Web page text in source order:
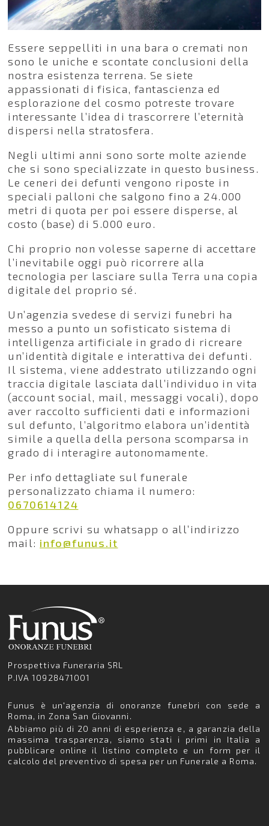
Essere seppelliti in una bara o cremati non
sono le uniche e scontate conclusioni della
nostra esistenza terrena. Se siete
appassionati di fisica, fantascienza ed
esplorazione del cosmo potreste trovare
interessante l’idea di trascorrere l’eternità
dispersi nella stratosfera.
Negli ultimi anni sono sorte molte aziende
che si sono specializzate in questo business.
Le ceneri dei defunti vengono riposte in
speciali palloni che salgono fino a 24.000
metri di quota per poi essere disperse, al
costo (base) di 5.000 euro.
Chi proprio non volesse saperne di accettare
l’inevitabile oggi può ricorrere alla
tecnologia per lasciare sulla Terra una copia
digitale del proprio sé.
Un’agenzia svedese di servizi funebri ha
messo a punto un sofisticato sistema di
intelligenza artificiale in grado di ricreare
un’identità digitale e interattiva dei defunti.
Il sistema, viene addestrato utilizzando ogni
traccia digitale lasciata dall’individuo in vita
(account social, mail, messaggi vocali), dopo
aver raccolto sufficienti dati e informazioni
sul defunto, l’algoritmo elabora un’identità
simile a quella della persona scomparsa in
grado di interagire autonomamente.
Per info dettagliate sul funerale
personalizzato chiama il numero:
0670614124
Oppure scrivi su whatsapp o all’indirizzo
mail: info@funus.it
Prospettiva Funeraria SRL
P.IVA 10928471001
Funus è un'agenzia di onoranze funebri con sede a
Roma, in Zona San Giovanni.
Abbiamo più di 20 anni di esperienza e, a garanzia della
massima trasparenza, siamo stati i primi in Italia a
pubblicare online il listino completo e un form per il
calcolo del preventivo di spesa per un Funerale a Roma.